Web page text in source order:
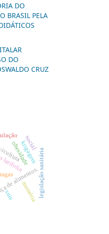
DO
BRASIL PELA
DO
CRUZ
alimentos.legislação sanitária
latifolia
obesidade
krigagem
snis memória
social